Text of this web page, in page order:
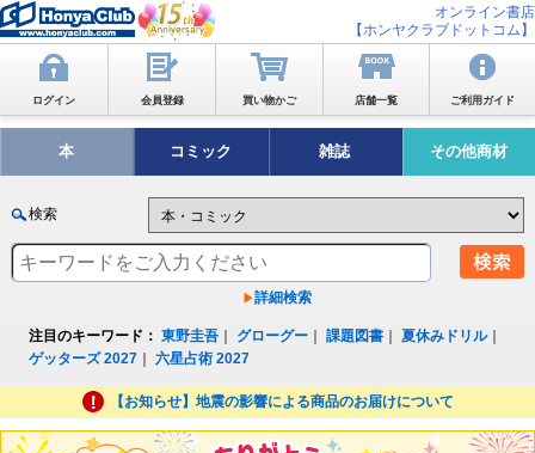
オンライン書店
【ホンヤクラブドットコム】
ログイン 会員登録 買い物かご 店舗一覧 ご利用ガイド
本 コミック 雑誌 その他商材
検索
詳細検索
注目のキーワード： 東野圭吾 グローグー ｜課題図書 ｜夏休みドリル｜
ゲッターズ 2027 ｜六星占術 2027
【お知らせ】地震の影響による商品のお届けについて